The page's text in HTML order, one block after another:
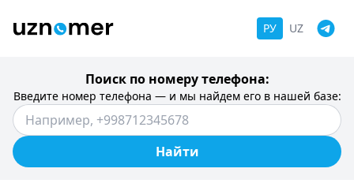
РУ UZ
Поиск по номеру телефона:
Введите номер телефона — и мы найдем его в нашей базе:
Найти